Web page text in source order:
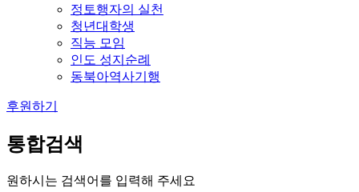
정토행자의 실천
청년대학생
직능 모임
인도 성지순례
동북아역사기행
후원하기
통합검색
원하시는 검색어를 입력해 주세요